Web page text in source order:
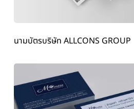
นามบัตรบริษัท ALLCONS GROUP